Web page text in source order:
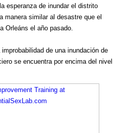
esperanza de inundar el distrito
manera similar al desastre que el
Orleáns el año pasado.
de una inundación de
se encuentra por encima del nivel